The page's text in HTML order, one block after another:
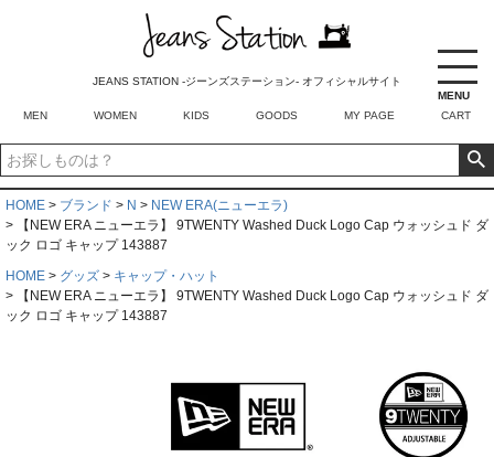
MENU
JEANS STATION -ジーンズステーション- オフィシャルサイト
MEN WOMEN KIDS GOODS MY PAGE CART
HOME ブランド N
NEW ERA(ニューエラ)
【NEW ERA ニューエラ】 9TWENTY Washed Duck Logo Cap ウォッシュド ダ
ック ロゴ キャップ 143887
HOME
グッズ
キャップ・ハット
【NEW ERA ニューエラ】 9TWENTY Washed Duck Logo Cap ウォッシュド ダ
ック ロゴ キャップ 143887